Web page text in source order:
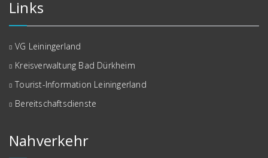
Links
VG Leiningerland
Kreisverwaltung Bad Dürkheim
Tourist-Information Leiningerland
Bereitschaftsdienste
Nahverkehr